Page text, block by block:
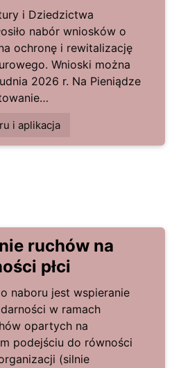
i Dziedzictwa
nabór wniosków o
ochronę i rewitalizację
Wnioski można
2026 r. Na Pieniądze
i aplikacja
ruchów na
płci
naboru jest wspieranie
w ramach
opartych na
podejściu do równości
(silnie